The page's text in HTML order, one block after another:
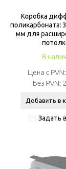
В
Коробкa
поликарбоната:
мм для
Цена с PVN:
Без PVN:
Добавить в
Задать